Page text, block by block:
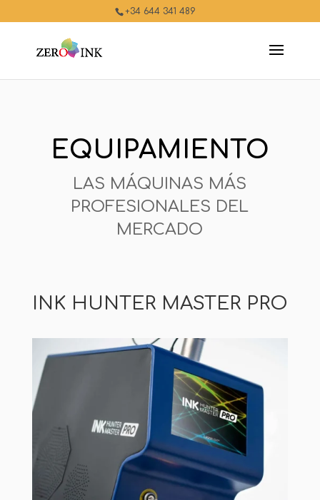
+34 644 341 489
EQUIPAMIENTO
LAS MÁQUINAS MÁS
PROFESIONALES DEL
MERCADO
INK HUNTER MASTER PRO